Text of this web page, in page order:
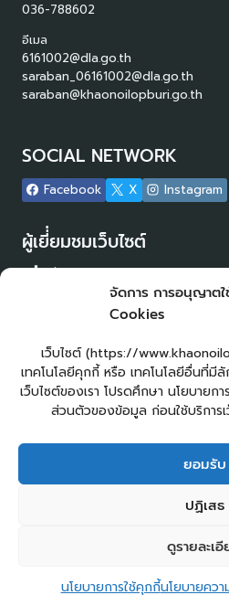
จัดการ การอนุญาตใ
Cookies
เว็บไซต์ (https://
เทคโนโลยีคุกกี้ หรือ เทคโนโลยีอื่นที่
เว็บไซต์ของเรา โปรดศึกษา นโยบายก
ส่วนตัวของข้อมูล ก่อนใช้บริการ
ยอมรับ
ปฏิเสธ
ดูรายละเ
นโยบายการใช้คุกกี้นโยบายคว
036-788602
อีเมล
6161002@dla.go.th
saraban_06161002@dla.go.th
saraban@khaonoilopburi.go.th
SOCIAL NETWORK
Facebook X Instagram
ผู้เยี่่ยมชมเว็บไซต์
แผนผังเว็บไซต์
จัดทำเว็บไซต์
LopburiWebDesign.com
ยื่นแบบคำร้องทั่วไ
ศูนย์ข้อมูลข่าวสาร อบต.เขาน้